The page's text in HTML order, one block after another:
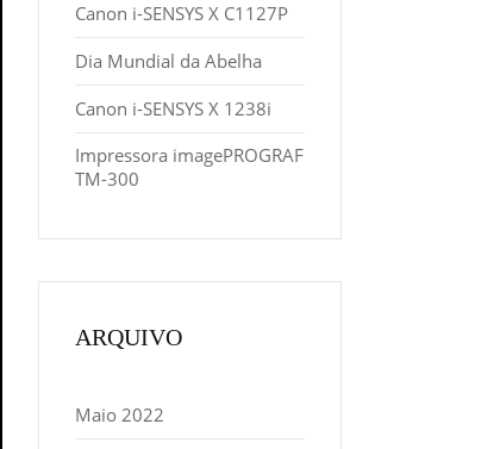
Canon i-SENSYS X C1127P
Dia Mundial da Abelha
Canon i-SENSYS X 1238i
Impressora imagePROGRAF
TM-300
ARQUIVO
Maio 2022